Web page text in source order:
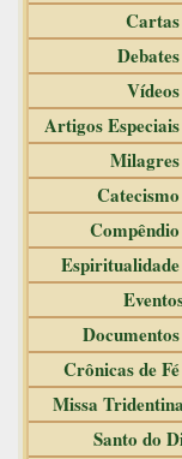
Artigos
Crônicas de
Missa
Santo do